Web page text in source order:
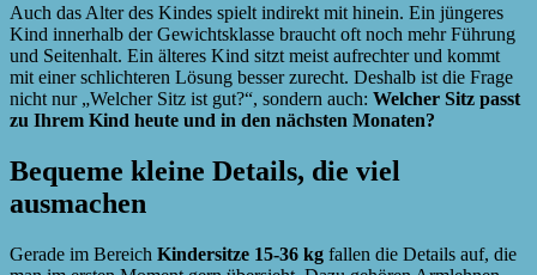
Auch das Alter des Kindes spielt indirekt mit hinein. Ein jüngeres
Kind innerhalb der Gewichtsklasse braucht oft noch mehr Führung
und Seitenhalt. Ein älteres Kind sitzt meist aufrechter und kommt
mit einer schlichteren Lösung besser zurecht. Deshalb ist die Frage
nicht nur „Welcher Sitz ist gut?“, sondern auch: Welcher Sitz passt
zu Ihrem Kind heute und in den nächsten Monaten?
Bequeme kleine Details, die viel
ausmachen
Gerade im Bereich Kindersitze 15-36 kg fallen die Details auf, die